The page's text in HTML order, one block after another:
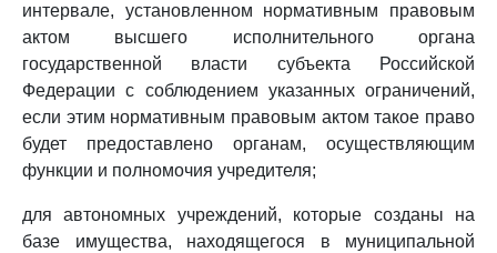
интервале, установленном нормативным правовым
актом высшего исполнительного органа
государственной власти субъекта Российской
Федерации с соблюдением указанных ограничений,
если этим нормативным правовым актом такое право
будет предоставлено органам, осуществляющим
функции и полномочия учредителя;
для автономных учреждений, которые созданы на
базе имущества, находящегося в муниципальной